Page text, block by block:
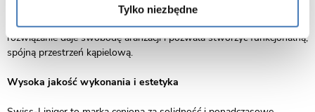
Tylko niezbędne
Kabina została zaprojektowana tak, aby umożliwić montaż zarówno
na brodziku, jak i bezpośrednio na posadzce. To elastyczne
rozwiązanie daje swobodę aranżacji i pozwala stworzyć funkcjonalną,
spójną przestrzeń kąpielową.
Wysoka jakość wykonania i estetyka